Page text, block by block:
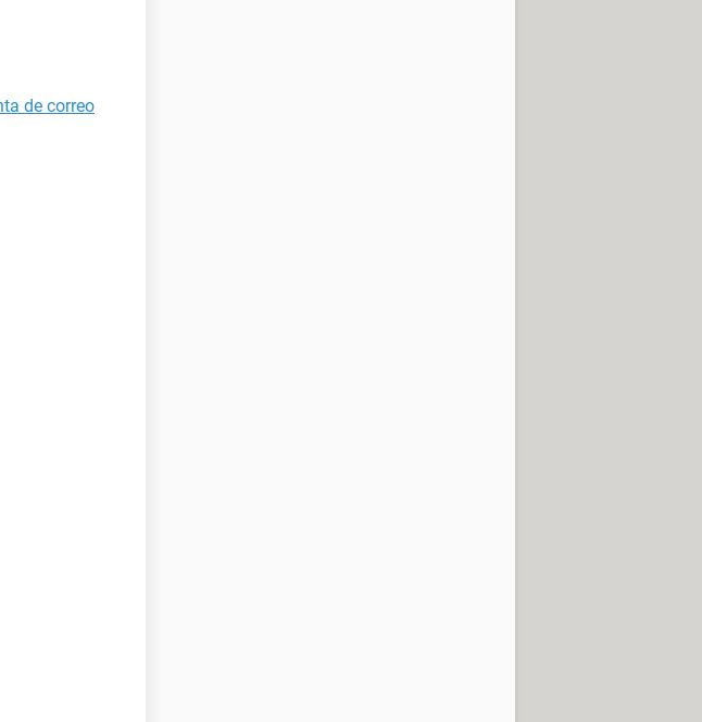
de correo